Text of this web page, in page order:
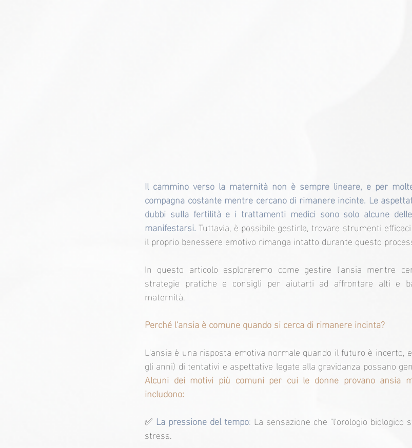
Il cammino verso la maternità non è sempre lineare, e per
compagna costante mentre cercano di rimanere incinte. Le
dubbi sulla fertilità e i trattamenti medici sono solo alcune
manifestarsi. Tuttavia, è possibile gestirla, trovare strumenti
il proprio benessere emotivo rimanga intatto durante questo
In questo articolo esploreremo come gestire l'ansia mentre
strategie pratiche e consigli per aiutarti ad affrontare alti e
maternità.
Perché l'ansia è comune quando si cerca di rimanere incinta?
L'ansia è una risposta emotiva normale quando il futuro è incerto,
Alcuni dei motivi più comuni per cui le donne provano ansia
includono:
✅ La pressione del tempo: La sensazione che "l'orologio biologico
stress.